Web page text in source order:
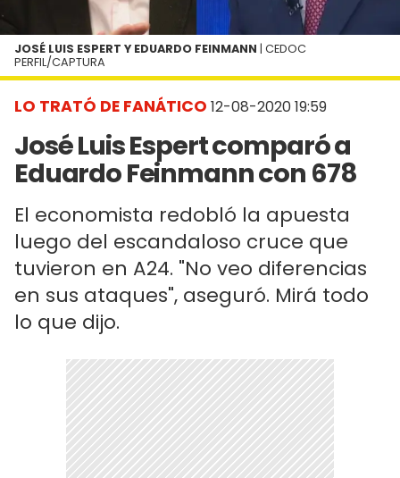
LO TRATÓ DE FANÁTICO 12-08-2020 19:59
José Luis Espert comparó a
Eduardo Feinmann con 678
El economista redobló la apuesta
luego del escandaloso cruce que
tuvieron en A24. "No veo diferencias
en sus ataques", aseguró. Mirá todo
lo que dijo.
JOSÉ LUIS ESPERT Y EDUARDO FEINMANN | CEDOC
PERFIL/CAPTURA